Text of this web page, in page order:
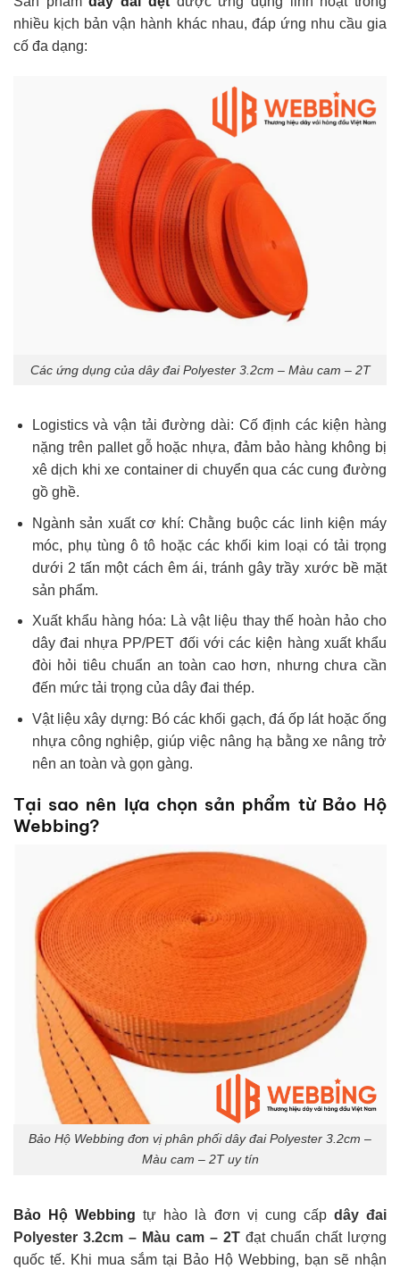
nhiều kịch bản vận hành khác nhau, đáp ứng nhu cầu gia
cố đa dạng:
Các ứng dụng của dây đai Polyester 3.2cm – Màu cam – 2T
Logistics và vận tải đường dài: Cố định các kiện hàng
nặng trên pallet gỗ hoặc nhựa, đảm bảo hàng không bị
xê dịch khi xe container di chuyển qua các cung đường
gồ ghề.
Ngành sản xuất cơ khí: Chằng buộc các linh kiện máy
móc, phụ tùng ô tô hoặc các khối kim loại có tải trọng
dưới 2 tấn một cách êm ái, tránh gây trầy xước bề mặt
sản phẩm.
Xuất khẩu hàng hóa: Là vật liệu thay thế hoàn hảo cho
dây đai nhựa PP/PET đối với các kiện hàng xuất khẩu
đòi hỏi tiêu chuẩn an toàn cao hơn, nhưng chưa cần
đến mức tải trọng của dây đai thép.
Vật liệu xây dựng: Bó các khối gạch, đá ốp lát hoặc ống
nhựa công nghiệp, giúp việc nâng hạ bằng xe nâng trở
nên an toàn và gọn gàng.
Tại sao nên lựa chọn sản phẩm từ Bảo Hộ
Webbing?
Bảo Hộ Webbing đơn vị phân phối dây đai Polyester 3.2cm –
Màu cam – 2T uy tín
Bảo Hộ Webbing tự hào là đơn vị cung cấp dây đai
Polyester 3.2cm – Màu cam – 2T đạt chuẩn chất lượng
quốc tế. Khi mua sắm tại Bảo Hộ Webbing, bạn sẽ nhận